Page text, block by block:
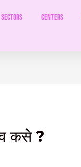
Sectors Centers
व कसे ?